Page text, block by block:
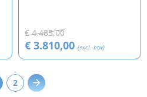
€ 4.485,00
€ 3.810,00 (excl. btw)
2